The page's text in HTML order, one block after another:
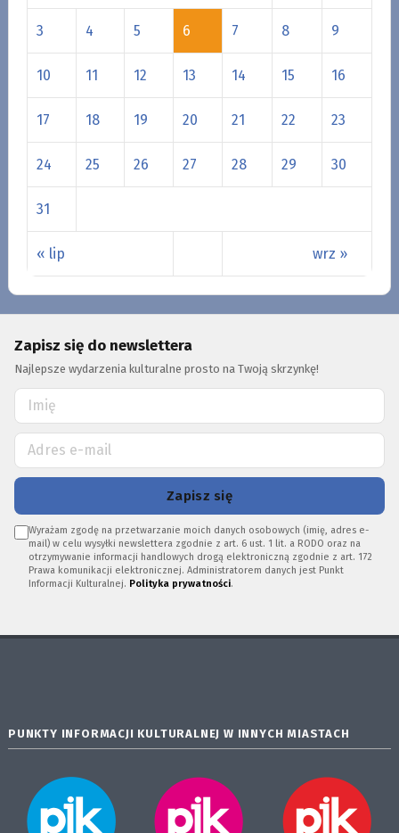
« lip wrz »
3 4 5 6 7 8 9
10 11 12 13 14 15 16
17 18 19 20 21 22 23
24 25 26 27 28 29 30
31
Zapisz się do newslettera
Najlepsze wydarzenia kulturalne prosto na Twoją skrzynkę!
Zapisz się
Wyrażam zgodę na przetwarzanie moich danych osobowych (imię, adres e-
mail) w celu wysyłki newslettera zgodnie z art. 6 ust. 1 lit. a RODO oraz na
otrzymywanie informacji handlowych drogą elektroniczną zgodnie z art. 172
Prawa komunikacji elektronicznej. Administratorem danych jest Punkt
Informacji Kulturalnej. Polityka prywatności.
PUNKTY INFORMACJI KULTURALNEJ W INNYCH MIASTACH